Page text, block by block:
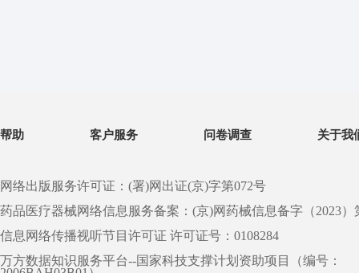
帮助 客户服务 问卷调查 关于我
网络出版服务许可证：(署)网出证(京)字第072号
药品医疗器械网络信息服务备案：(京)网药械信息备字（2023）
信息网络传播视听节目许可证 许可证号：0108284
万方数据知识服务平台--国家科技支撑计划资助项目（编号：